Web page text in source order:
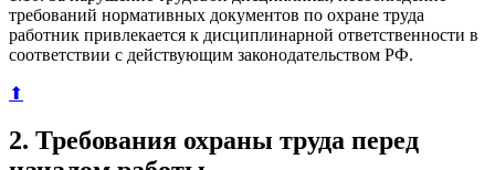
требований нормативных документов по охране труда
работник привлекается к дисциплинарной ответственности в
соответствии с действующим законодательством РФ.
⬆
2. Требования охраны труда перед